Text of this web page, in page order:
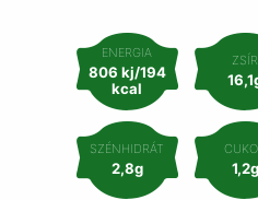
ENERGIA
806 kj/194
kcal
ZSÍR
SZÉNHIDRÁT
2,8g 1,2g